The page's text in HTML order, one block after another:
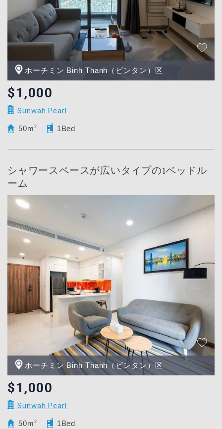
ホーチミン Binh Thanh（ビンタン）区
$1,000
Sunwah Pearl
50m 2 1Bed
シャワースペースが広いタイプの1ベッドル
ーム
ホーチミン Binh Thanh（ビンタン）区
$1,000
Sunwah Pearl
50m 2 1Bed